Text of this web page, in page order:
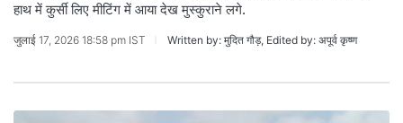
हाथ में कुर्सी लिए मीटिंग में आया देख मुस्कुराने लगे.
जुलाई 17, 2026 18:58 pm IST Written by: मुदित गौड़, Edited by: अपूर्व कृष्ण